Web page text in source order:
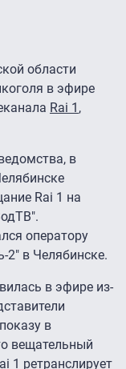
области
в эфире
Rai 1 ,
в
Rai 1 на
оператору
2" в Челябинске.
в эфире из-
в
вещательный
1 ретранслирует